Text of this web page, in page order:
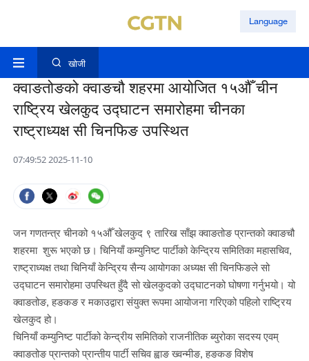
Language
खोजी
क्वाङतोङको क्वाङचौ शहरमा आयोजित १५औँ चीन
राष्ट्रिय खेलकुद उद्घाटन समारोहमा चीनका
राष्ट्राध्यक्ष सी चिनफिङ उपस्थित
07:49:52 2025-11-10
जन गणतन्त्र चीनको १५औँ खेलकुद ९ तारिख साँझ क्वाङतोङ प्रान्तको क्वाङचौ
शहरमा शुरू भएको छ। चिनियाँ कम्युनिष्ट पार्टीको केन्द्रिय समितिका महासचिव,
राष्ट्राध्यक्ष तथा चिनियाँ केन्द्रिय सैन्य आयोगका अध्यक्ष सी चिनफिङले सो
उद्घाटन समारोहमा उपस्थित हुँदै सो खेलकुदको उद्घाटनको घोषणा गर्नुभयो। यो
क्वाङतोङ, हङकङ र मकाउद्वारा संयुक्त रूपमा आयोजना गरिएको पहिलो राष्ट्रिय
खेलकुद हो।
चिनियाँ कम्युनिष्ट पार्टीको केन्द्रीय समितिको राजनीतिक ब्युरोका सदस्य एवम्
क्वाङतोङ प्रान्तको प्रान्तीय पार्टी सचिव ह्वाङ ख्वन्मीङ, हङकङ विशेष